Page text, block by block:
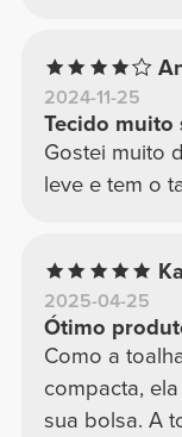
2024-11-25
Tecido muito
Gostei muito
leve e tem o
2025-04-25
Ótimo
Como a
compacta,
sua bolsa. A